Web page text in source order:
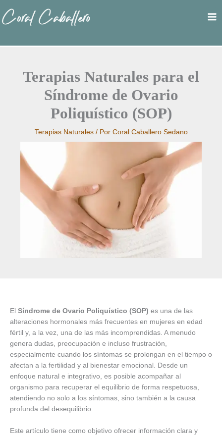
al
contenido
Terapias Naturales para el
Síndrome de Ovario
Poliquístico (SOP)
Terapias Naturales/ Por Coral Caballero Sedano
El Síndrome de Ovario Poliquístico (SOP) es una de las
alteraciones hormonales más frecuentes en mujeres en edad
fértil y, a la vez, una de las más incomprendidas. A menudo
genera dudas, preocupación e incluso frustración,
especialmente cuando los síntomas se prolongan en el tiempo o
afectan a la fertilidad y al bienestar emocional. Desde un
enfoque natural e integrativo, es posible acompañar al
organismo para recuperar el equilibrio de forma respetuosa,
atendiendo no solo a los síntomas, sino también a la causa
profunda del desequilibrio.
Este artículo tiene como objetivo ofrecer información clara y